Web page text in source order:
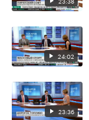
24:02
23:36